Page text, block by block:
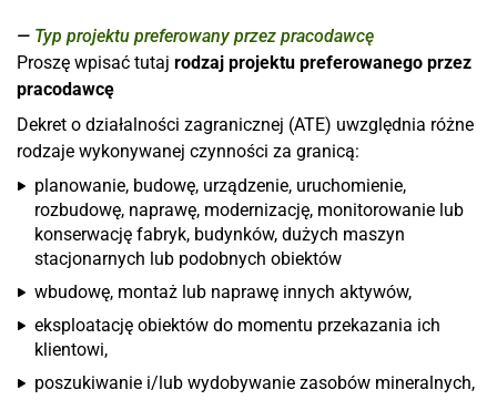
Typ projektu preferowany przez pracodawcę
Proszę wpisać tutaj rodzaj projektu preferowanego przez
pracodawcę
Dekret o działalności zagranicznej (ATE) uwzględnia różne
rodzaje wykonywanej czynności za granicą:
planowanie, budowę, urządzenie, uruchomienie,
rozbudowę, naprawę, modernizację, monitorowanie lub
konserwację fabryk, budynków, dużych maszyn
stacjonarnych lub podobnych obiektów
wbudowę, montaż lub naprawę innych aktywów,
eksploatację obiektów do momentu przekazania ich
klientowi,
poszukiwanie i/lub wydobywanie zasobów mineralnych,